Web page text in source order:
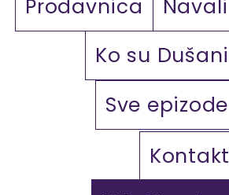
Prodavnica
Navali
Ko su Dušani
Sve epizode
Kontakt